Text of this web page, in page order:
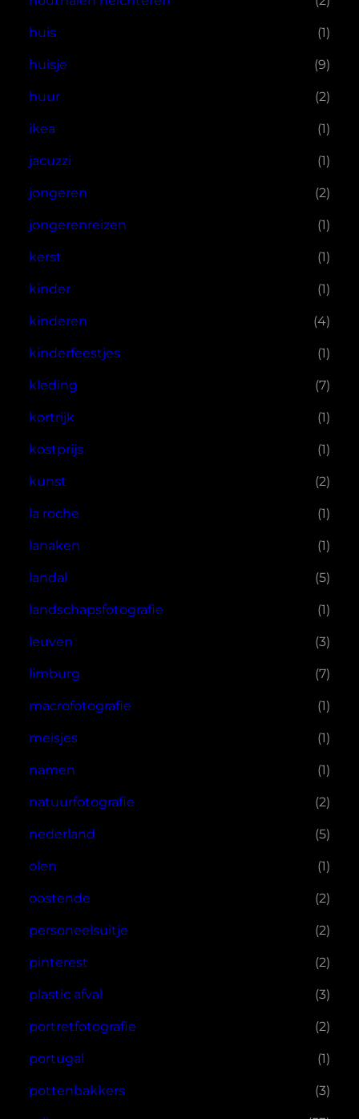
huis (1)
huisje (9)
huur (2)
ikea (1)
jacuzzi (1)
jongeren (2)
jongerenreizen (1)
kerst (1)
kinder (1)
kinderen (4)
kinderfeestjes (1)
kleding (7)
kortrijk (1)
kostprijs (1)
kunst (2)
la roche (1)
lanaken (1)
landal (5)
landschapsfotografie (1)
leuven (3)
limburg (7)
macrofotografie (1)
meisjes (1)
namen (1)
natuurfotografie (2)
nederland (5)
olen (1)
oostende (2)
personeelsuitje (2)
pinterest (2)
plastic afval (3)
portretfotografie (2)
portugal (1)
pottenbakkers (3)